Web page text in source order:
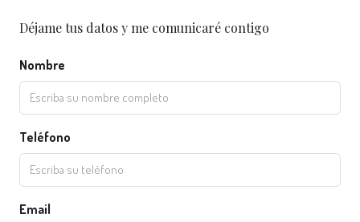
Déjame tus datos y me comunicaré contigo
Nombre
Teléfono
Email